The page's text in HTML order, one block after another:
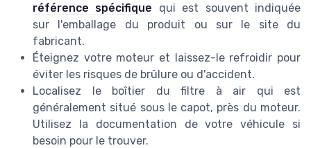
référence spécifique qui est souvent indiquée
sur l'emballage du produit ou sur le site du
fabricant.
Éteignez votre moteur et laissez-le refroidir pour
éviter les risques de brûlure ou d'accident.
Localisez le boîtier du filtre à air qui est
généralement situé sous le capot, près du moteur.
Utilisez la documentation de votre véhicule si
besoin pour le trouver.